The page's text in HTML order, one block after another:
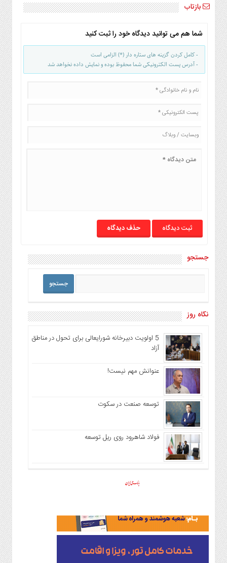
بازتاب
شما هم می توانید دیدگاه خود را ثبت کنید
- کامل کردن گزینه های ستاره دار (*) الزامی است
- آدرس پست الکترونیکی شما محفوظ بوده و نمایش داده نخواهد شد
حذف دیدگاه
جستجو
نگاه روز
5 اولویت دبیرخانه شورایعالی برای تحول در مناطق
آزاد
عنوانش مهم نیست!
توسعه صنعت در سکوت
فولاد شاهرود روی ریل توسعه